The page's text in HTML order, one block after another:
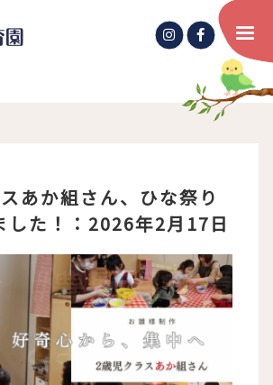
あか組さん、ひな祭り
した！：2026年2月17日